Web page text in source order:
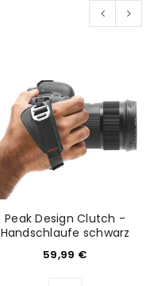
Peak Design Clutch -
Handschlaufe schwarz
59,99 €